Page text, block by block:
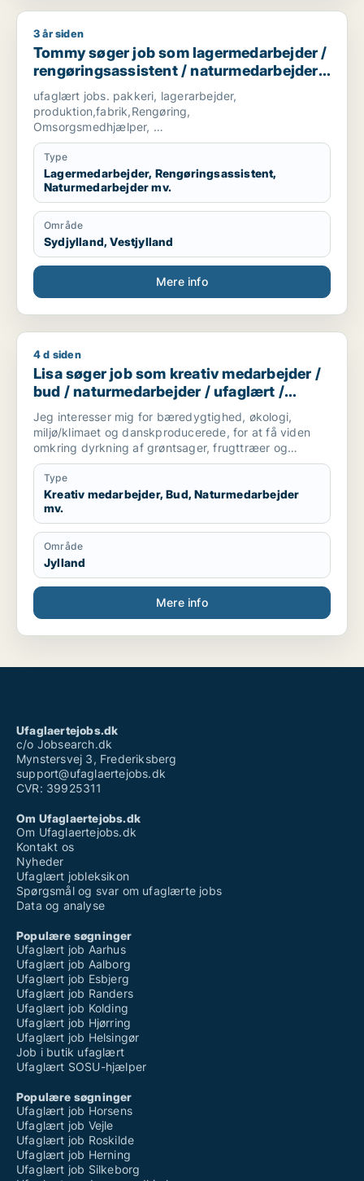
Tommy søger job som lagermedarbejder /
3 år siden
Tommy søger job som lagermedarbejder /
rengøringsassistent / naturmedarbejder /
ufaglært / sosu-hjælper
ufaglært jobs. pakkeri, lagerarbejder,
produktion,fabrik,Rengøring,
Omsorgsmedhjælper,
Har masser af erfaring indenfor disse
Er frisk på alt kan arbejde i teams og
Også som selvstændig kan lide at bruge hænderne
og er stærk jeg er lærenem
Fleksibel og har det godt med it Masser af god humor
😊
Type
Lagermedarbejder, Rengøringsassistent,
Naturmedarbejder mv.
Område
Sydjylland, Vestjylland
Mere info
Lisa søger job som kreativ medarbejder / bud /
4 d siden
Lisa søger job som kreativ medarbejder /
bud / naturmedarbejder / ufaglært /
gartner
Jeg interesser mig for bæredygtighed, økologi,
miljø/klimaet og danskproducerede, for at få viden
omkring dyrkning af grøntsager, frugttræer og
frilandsgartneri og parat til at flytte for en mulig
praktikplads.
Jeg er mødestabil, pligtopfyldende, fleksibel og
hjælpsom. Jeg er ikke bange for at give en hånd
ekstra.
Type
Kreativ medarbejder, Bud, Naturmedarbejder
mv.
Område
Jylland
Mere info
Ufaglaertejobs.dk
c/o Jobsearch.dk
Mynstersvej 3, Frederiksberg
support@ufaglaertejobs.dk
CVR: 39925311
Om Ufaglaertejobs.dk
Om Ufaglaertejobs.dk
Kontakt os
Nyheder
Ufaglært jobleksikon
Spørgsmål og svar om ufaglærte jobs
Data og analyse
Populære søgninger
Ufaglært job Aarhus
Ufaglært job Aalborg
Ufaglært job Esbjerg
Ufaglært job Randers
Ufaglært job Kolding
Ufaglært job Hjørring
Ufaglært job Helsingør
Job i butik ufaglært
Ufaglært SOSU-hjælper
Populære søgninger
Ufaglært job Horsens
Ufaglært job Vejle
Ufaglært job Roskilde
Ufaglært job Herning
Ufaglært job Silkeborg